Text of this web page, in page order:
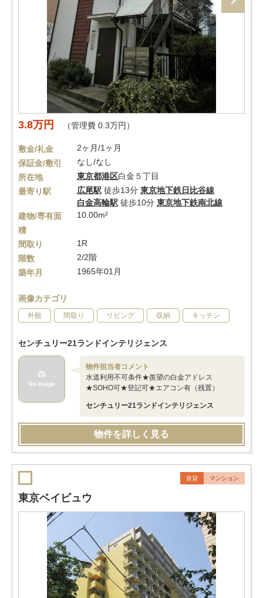
3.8万円 （管理費 0.3万円）
敷金/礼金
2ヶ月/1ヶ月
保証金/敷引
なし/なし
所在地
東京都港区白金５丁目
最寄り駅
広尾駅 徒歩13分 東京地下鉄日比谷線
白金高輪駅 徒歩10分 東京地下鉄南北線
建物/専有面
積
10.00m²
間取り
1R
階数
2/2階
築年月
1965年01月
画像カテゴリ
外観 間取り リビング 収納 キッチン
センチュリー21ランドインテリジェンス
物件担当者コメント
水道利用不可条件★羨望の白金アドレス
★SOHO可★登記可★エアコン有（残置）
センチュリー21ランドインテリジェンス
物件を詳しく見る
賃貸 マンション
東京ベイビュウ